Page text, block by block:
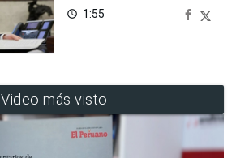
access_time 1:55
Video más visto